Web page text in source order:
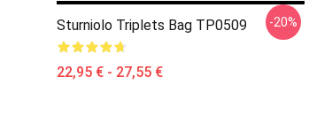
Sturniolo Triplets Bag TP0509
22,95 € - 27,55 €
-20%